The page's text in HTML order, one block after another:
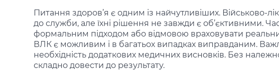
Питання здоров’я є одним із найчутливіших. Військово-
до служби, але їхні рішення не завжди є об’єктивними.
формальним підходом або відмовою враховувати
ВЛК є можливим і в багатьох випадках виправданим.
необхідність додаткових медичних висновків. Без
складно довести до результату.